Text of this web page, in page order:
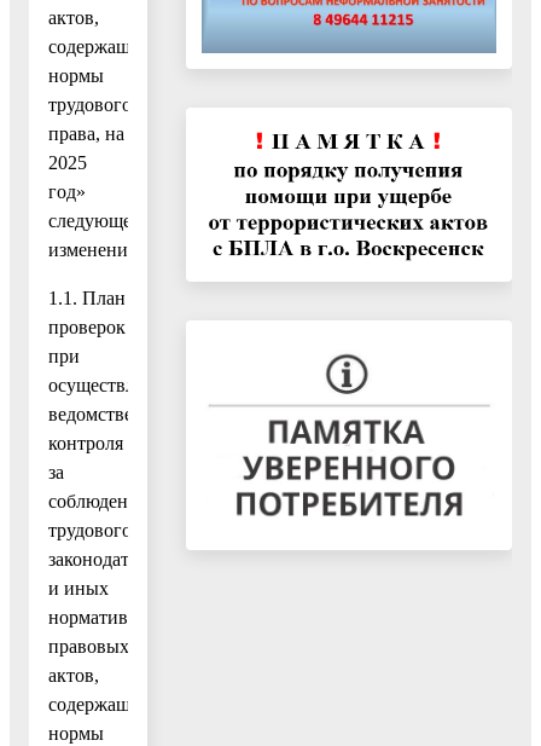
актов,
содержащих
нормы
трудового
права, на
2025
год»
следующее
изменение:
1.1. План
проверок
при
осуществлении
ведомственного
контроля
за
соблюдением
трудового
законодательства
и иных
нормативных
правовых
актов,
содержащих
нормы